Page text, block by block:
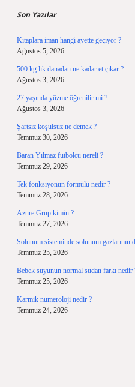
Son Yazılar
Kitaplara iman hangi ayette geçiyor ?
Ağustos 5, 2026
500 kg lık danadan ne kadar et çıkar ?
Ağustos 3, 2026
27 yaşında yüzme öğrenilir mi ?
Ağustos 3, 2026
Şartsız koşulsuz ne demek ?
Temmuz 30, 2026
Baran Yılmaz futbolcu nereli ?
Temmuz 29, 2026
Tek fonksiyonun formülü nedir ?
Temmuz 28, 2026
Azure Grup kimin ?
Temmuz 27, 2026
Solunum sisteminde solunum
Temmuz 25, 2026
Bebek suyunun normal sudan farkı nedir
Temmuz 25, 2026
Karmik numeroloji nedir ?
Temmuz 24, 2026